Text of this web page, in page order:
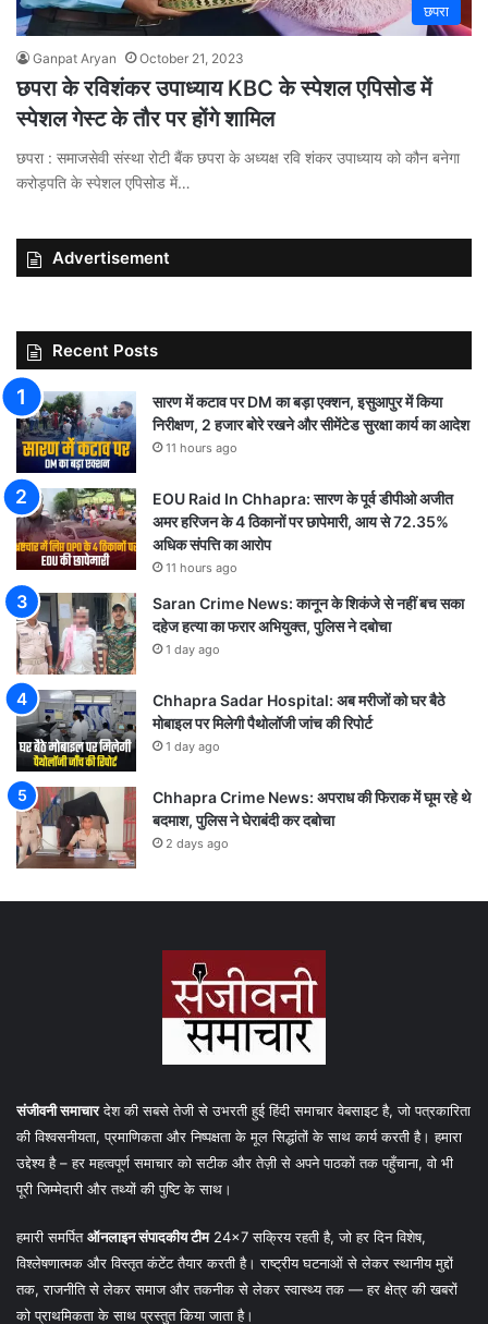
छपरा
Ganpat Aryan October 21, 2023
छपरा के रविशंकर उपाध्याय KBC के स्पेशल एपिसोड में
स्पेशल गेस्ट के तौर पर होंगे शामिल
छपरा : समाजसेवी संस्था रोटी बैंक छपरा के अध्यक्ष रवि शंकर उपाध्याय को कौन बनेगा
करोड़पति के स्पेशल एपिसोड में…
Advertisement
Recent Posts
सारण में कटाव पर DM का बड़ा एक्शन, इसुआपुर में किया
निरीक्षण, 2 हजार बोरे रखने और सीमेंटेड सुरक्षा कार्य का आदेश
11 hours ago
EOU Raid In Chhapra: सारण के पूर्व डीपीओ अजीत
अमर हरिजन के 4 ठिकानों पर छापेमारी, आय से 72.35%
अधिक संपत्ति का आरोप
11 hours ago
Saran Crime News: कानून के शिकंजे से नहीं बच सका
दहेज हत्या का फरार अभियुक्त, पुलिस ने दबोचा
1 day ago
Chhapra Sadar Hospital: अब मरीजों को घर बैठे
मोबाइल पर मिलेगी पैथोलॉजी जांच की रिपोर्ट
1 day ago
Chhapra Crime News: अपराध की फिराक में घूम रहे थे
बदमाश, पुलिस ने घेराबंदी कर दबोचा
2 days ago
संजीवनी समाचारदेश की सबसे तेजी से उभरती हुई हिंदी समाचार वेबसाइट है, जो पत्रकारिता
की विश्वसनीयता, प्रमाणिकता और निष्पक्षता के मूल सिद्धांतों के साथ कार्य करती है। हमारा
उद्देश्य है – हर महत्वपूर्ण समाचार को सटीक और तेज़ी से अपने पाठकों तक पहुँचाना, वो भी
पूरी जिम्मेदारी और तथ्यों की पुष्टि के साथ।
हमारी समर्पितऑनलाइन संपादकीय टीम24×7 सक्रिय रहती है, जो हर दिन विशेष,
विश्लेषणात्मक और विस्तृत कंटेंट तैयार करती है। राष्ट्रीय घटनाओं से लेकर स्थानीय मुद्दों
तक, राजनीति से लेकर समाज और तकनीक से लेकर स्वास्थ्य तक — हर क्षेत्र की खबरों
को प्राथमिकता के साथ प्रस्तुत किया जाता है।